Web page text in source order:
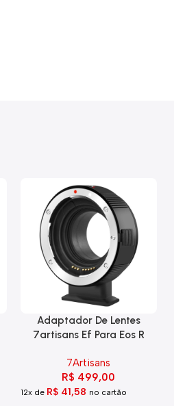
Adaptador De Lentes
7artisans Ef Para Eos R
7Artisans
R$ 499,00
12x de R$41,58 no cartão